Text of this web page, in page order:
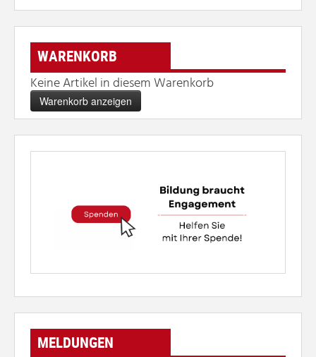
WARENKORB
Keine Artikel in diesem Warenkorb
MELDUNGEN